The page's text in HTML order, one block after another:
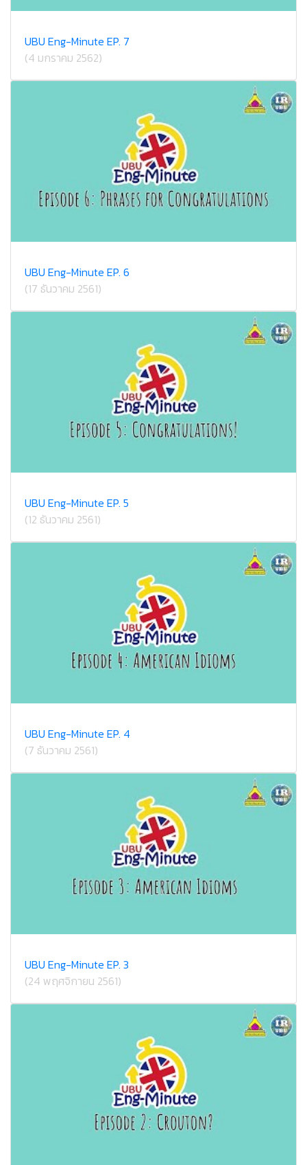
UBU Eng-Minute EP. 7
(4 มกราคม 2562)
UBU Eng-Minute EP. 6
(17 ธันวาคม 2561)
UBU Eng-Minute EP. 5
(12 ธันวาคม 2561)
UBU Eng-Minute EP. 4
(7 ธันวาคม 2561)
UBU Eng-Minute EP. 3
(24 พฤศจิกายน 2561)